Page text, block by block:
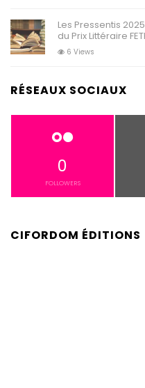
Les Pressentis
du Prix Littéraire
6 Views
RÉSEAUX SOCIAUX
0
FOLLOWERS
CIFORDOM ÉDITIONS